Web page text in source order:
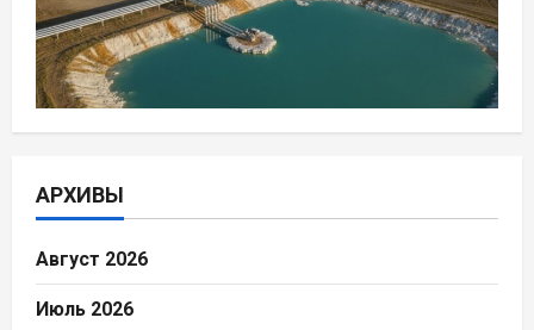
АРХИВЫ
Август 2026
Июль 2026